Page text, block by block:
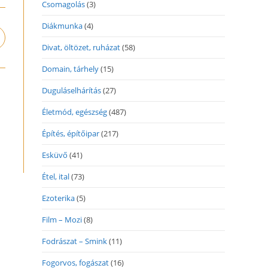
Csomagolás(3)
Diákmunka(4)
Divat, öltözet, ruházat(58)
Domain, tárhely(15)
Duguláselhárítás(27)
Életmód, egészség(487)
Építés, építőipar(217)
Esküvő (41)
Étel, ital(73)
Ezoterika(5)
Film – Mozi(8)
Fodrászat – Smink(11)
Fogorvos, fogászat(16)